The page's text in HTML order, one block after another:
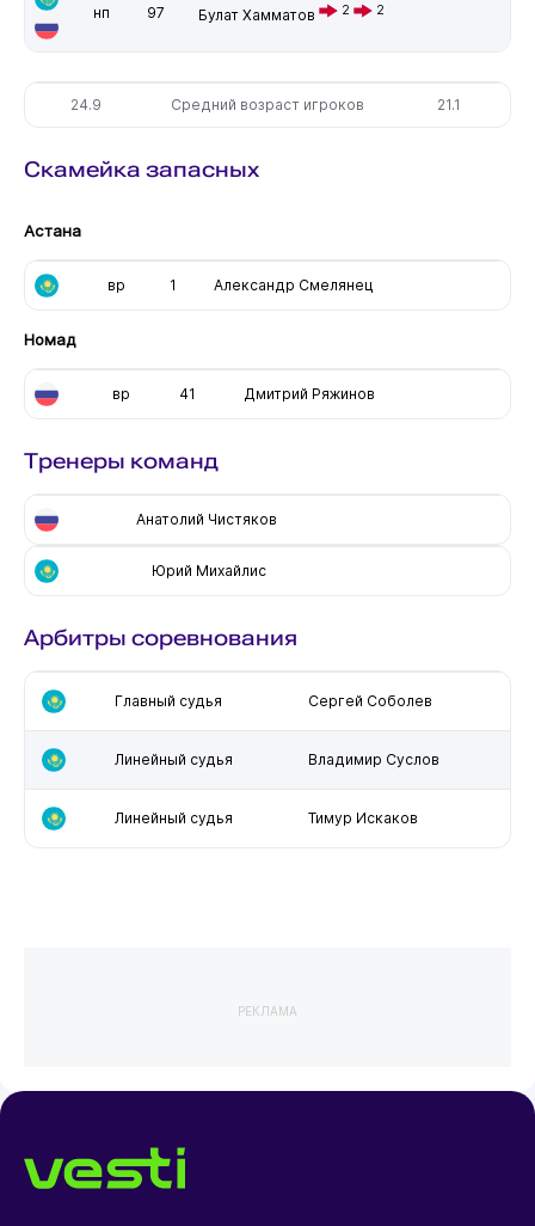
нп 97 Булат Хамматов 2 2
24.9 Средний возраст игроков 21.1
Скамейка запасных
Астана
вр 1 Александр Смелянец
Номад
вр 41 Дмитрий Ряжинов
Тренеры команд
Анатолий Чистяков
Юрий Михайлис
Арбитры соревнования
Главный судья Сергей Соболев
Линейный судья Владимир Суслов
Линейный судья Тимур Искаков
РЕКЛАМА